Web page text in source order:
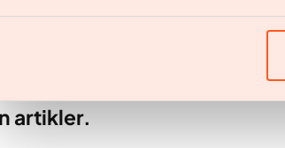
Johan Calmerskog
artikler.